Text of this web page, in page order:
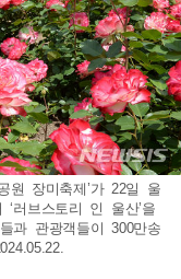
원 장미축제’가 22일 울
러브스토리 인 울산’을
과 관광객들이 300만송